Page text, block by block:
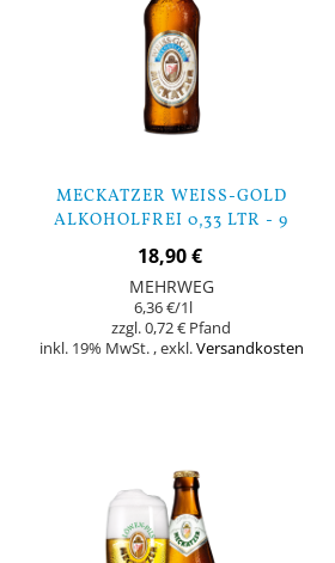
MECKATZER WEISS-GOLD
ALKOHOLFREI 0,33 LTR - 9
FLASCHEN
18,90 €
MEHRWEG
6,36 €/1l
0,72 €
inkl. 19% MwSt. ,exkl.Versandkosten